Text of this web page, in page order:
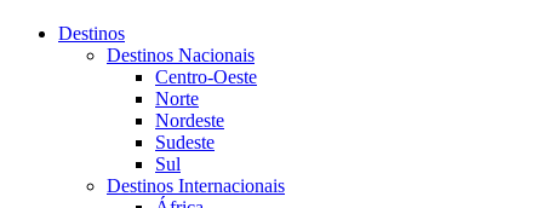
Destinos
Destinos Nacionais
Centro-Oeste
Norte
Nordeste
Sudeste
Sul
Destinos Internacionais